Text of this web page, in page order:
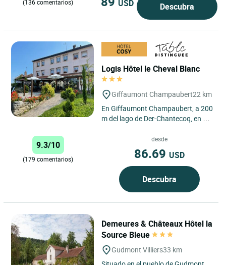
(136 comentarios) USD Descubra
Logis Hôtel le Cheval Blanc
Giffaumont Champaubert22 km
En Giffaumont Champaubert, a 200
m del lago de Der-Chantecoq, en un
9.3/10
(179 comentarios)
desde
86.69 USD
Descubra
Demeures & Châteaux Hôtel la
Source Bleue
Gudmont Villiers33 km